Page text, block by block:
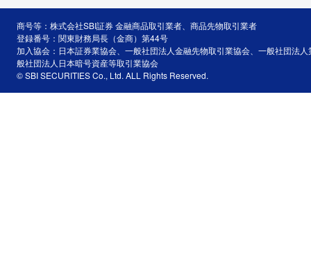
商号等：株式会社SBI証券 金融商品取引業者、商品先物取引業者
登録番号：関東財務局長（金商）第44号
加入協会：日本証券業協会、一般社団法人金融先物取引業協会、一般社団法
般社団法人日本暗号資産等取引業協会
© SBI SECURITIES Co., Ltd. ALL Rights Reserved.